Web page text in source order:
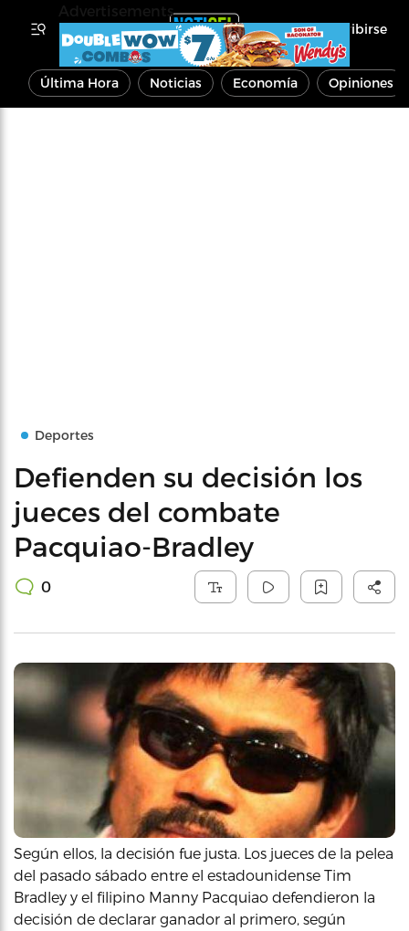
Inscribirse
Última Hora Noticias Economía Opiniones
Deportes
Defienden su decisión los
jueces del combate
Pacquiao-Bradley
0
Según ellos, la decisión fue justa. Los jueces de la pelea
del pasado sábado entre el estadounidense Tim
Bradley y el filipino Manny Pacquiao defendieron la
decisión de declarar ganador al primero, según
Advertisements